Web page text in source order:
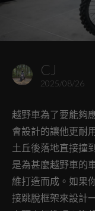
CJ
2025/08/26
越野車為了要能夠
會設計的讓他更耐
土丘後落地直接撞
是為甚麼越野車的
維打造而成。如果
接跳脫框架來設計